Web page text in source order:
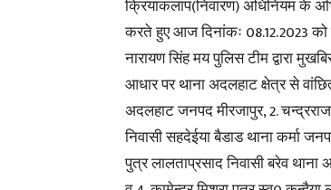
क्रियाकलाप(निवारण) अधिनियम के
करते हुए आज दिनांकः 08.12.2023
नारायण सिंह मय पुलिस टीम द्वारा
आधार पर थाना अदलहाट क्षेत्र से
अदलहाट जनपद मीरजापुर, 2.
निवासी सहदेईया बैडाड थाना कर्मा
पुत्र लालताप्रसाद निवासी बरेव